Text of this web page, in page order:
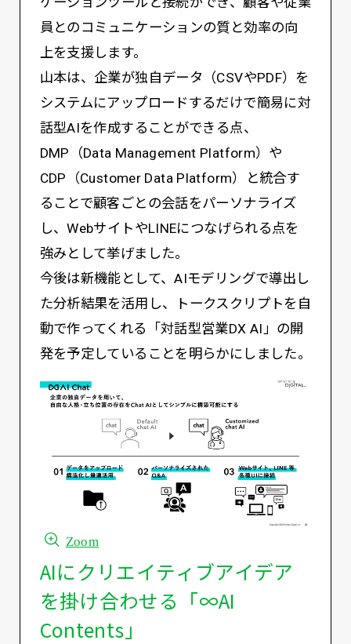
員とのコミュニケーションの質と効率の向
上を支援します。
山本は、企業が独自データ（CSVやPDF）を
システムにアップロードするだけで簡易に対
話型AIを作成することができる点、
DMP（Data Management Platform）や
CDP（Customer Data Platform）と統合す
ることで顧客ごとの会話をパーソナライズ
し、WebサイトやLINEにつなげられる点を
強みとして挙げました。
今後は新機能として、AIモデリングで導出し
た分析結果を活用し、トークスクリプトを自
動で作ってくれる「対話型営業DX AI」の開
発を予定していることを明らかにしました。
Zoom
AIにクリエイティブアイデア
を掛け合わせる「∞AI
Contents」